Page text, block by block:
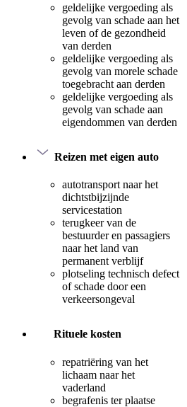
geldelijke vergoeding als
gevolg van schade aan het
leven of de gezondheid
van derden
geldelijke vergoeding als
gevolg van morele schade
toegebracht aan derden
geldelijke vergoeding als
gevolg van schade aan
eigendommen van derden
Reizen met eigen auto
autotransport naar het
dichtstbijzijnde
servicestation
terugkeer van de
bestuurder en passagiers
naar het land van
permanent verblijf
plotseling technisch defect
of schade door een
verkeersongeval
Rituele kosten
repatriëring van het
lichaam naar het
vaderland
begrafenis ter plaatse